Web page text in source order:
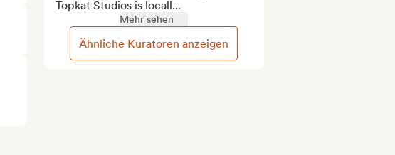
Topkat Studios is locall...
Mehr sehen
Ähnliche Kuratoren anzeigen